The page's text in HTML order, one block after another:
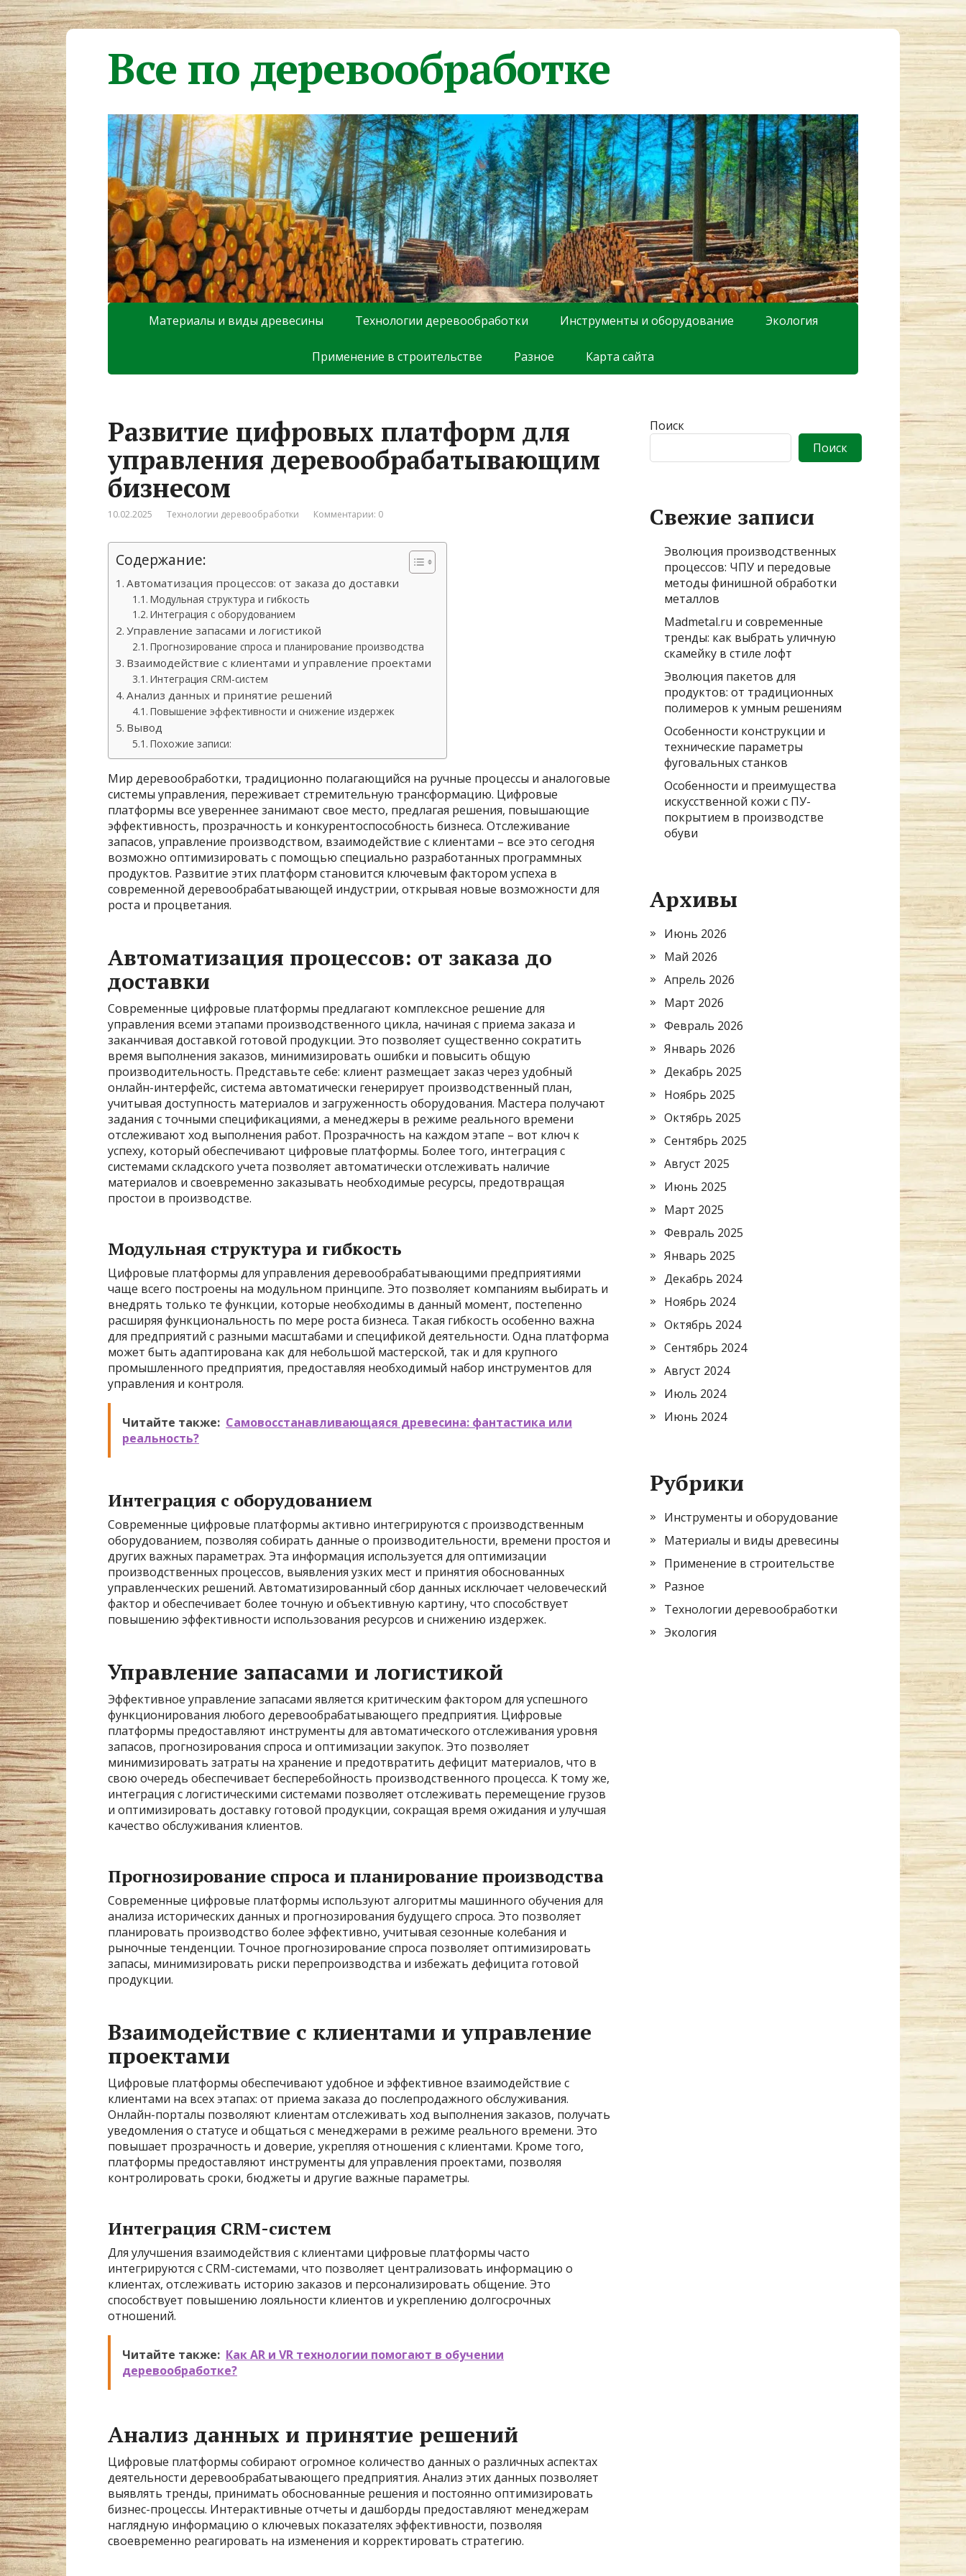
Все по деревообработке
Материалы и виды древесины Технологии деревообработки Инструменты и оборудование Экология
Применение в строительстве Разное Карта сайта
Развитие цифровых платформ для
управления деревообрабатывающим
бизнесом
10.02.2025 Технологии деревообработки Комментарии: 0
Содержание:
Автоматизация процессов: от заказа до доставки
Модульная структура и гибкость
Интеграция с оборудованием
Управление запасами и логистикой
Прогнозирование спроса и планирование производства
Взаимодействие с клиентами и управление проектами
Интеграция CRM-систем
Анализ данных и принятие решений
Повышение эффективности и снижение издержек
Вывод
Похожие записи:
Мир деревообработки, традиционно полагающийся на ручные процессы и аналоговые
системы управления, переживает стремительную трансформацию. Цифровые
платформы все увереннее занимают свое место, предлагая решения, повышающие
эффективность, прозрачность и конкурентоспособность бизнеса. Отслеживание
запасов, управление производством, взаимодействие с клиентами – все это сегодня
возможно оптимизировать с помощью специально разработанных программных
продуктов. Развитие этих платформ становится ключевым фактором успеха в
современной деревообрабатывающей индустрии, открывая новые возможности для
роста и процветания.
Автоматизация процессов: от заказа до
доставки
Современные цифровые платформы предлагают комплексное решение для
управления всеми этапами производственного цикла, начиная с приема заказа и
заканчивая доставкой готовой продукции. Это позволяет существенно сократить
время выполнения заказов, минимизировать ошибки и повысить общую
производительность. Представьте себе: клиент размещает заказ через удобный
онлайн-интерфейс, система автоматически генерирует производственный план,
учитывая доступность материалов и загруженность оборудования. Мастера получают
задания с точными спецификациями, а менеджеры в режиме реального времени
отслеживают ход выполнения работ. Прозрачность на каждом этапе – вот ключ к
успеху, который обеспечивают цифровые платформы. Более того, интеграция с
системами складского учета позволяет автоматически отслеживать наличие
материалов и своевременно заказывать необходимые ресурсы, предотвращая
простои в производстве.
Модульная структура и гибкость
Цифровые платформы для управления деревообрабатывающими предприятиями
чаще всего построены на модульном принципе. Это позволяет компаниям выбирать и
внедрять только те функции, которые необходимы в данный момент, постепенно
расширяя функциональность по мере роста бизнеса. Такая гибкость особенно важна
для предприятий с разными масштабами и спецификой деятельности. Одна платформа
может быть адаптирована как для небольшой мастерской, так и для крупного
промышленного предприятия, предоставляя необходимый набор инструментов для
управления и контроля.
Читайте также: Самовосстанавливающаяся древесина: фантастика или
реальность?
Интеграция с оборудованием
Современные цифровые платформы активно интегрируются с производственным
оборудованием, позволяя собирать данные о производительности, времени простоя и
других важных параметрах. Эта информация используется для оптимизации
производственных процессов, выявления узких мест и принятия обоснованных
управленческих решений. Автоматизированный сбор данных исключает человеческий
фактор и обеспечивает более точную и объективную картину, что способствует
повышению эффективности использования ресурсов и снижению издержек.
Управление запасами и логистикой
Эффективное управление запасами является критическим фактором для успешного
функционирования любого деревообрабатывающего предприятия. Цифровые
платформы предоставляют инструменты для автоматического отслеживания уровня
запасов, прогнозирования спроса и оптимизации закупок. Это позволяет
минимизировать затраты на хранение и предотвратить дефицит материалов, что в
свою очередь обеспечивает бесперебойность производственного процесса. К тому же,
интеграция с логистическими системами позволяет отслеживать перемещение грузов
и оптимизировать доставку готовой продукции, сокращая время ожидания и улучшая
качество обслуживания клиентов.
Прогнозирование спроса и планирование производства
Современные цифровые платформы используют алгоритмы машинного обучения для
анализа исторических данных и прогнозирования будущего спроса. Это позволяет
планировать производство более эффективно, учитывая сезонные колебания и
рыночные тенденции. Точное прогнозирование спроса позволяет оптимизировать
запасы, минимизировать риски перепроизводства и избежать дефицита готовой
продукции.
Взаимодействие с клиентами и управление
проектами
Цифровые платформы обеспечивают удобное и эффективное взаимодействие с
клиентами на всех этапах: от приема заказа до послепродажного обслуживания.
Онлайн-порталы позволяют клиентам отслеживать ход выполнения заказов, получать
уведомления о статусе и общаться с менеджерами в режиме реального времени. Это
повышает прозрачность и доверие, укрепляя отношения с клиентами. Кроме того,
платформы предоставляют инструменты для управления проектами, позволяя
контролировать сроки, бюджеты и другие важные параметры.
Интеграция CRM-систем
Для улучшения взаимодействия с клиентами цифровые платформы часто
интегрируются с CRM-системами, что позволяет централизовать информацию о
клиентах, отслеживать историю заказов и персонализировать общение. Это
способствует повышению лояльности клиентов и укреплению долгосрочных
отношений.
Читайте также: Как AR и VR технологии помогают в обучении
деревообработке?
Анализ данных и принятие решений
Цифровые платформы собирают огромное количество данных о различных аспектах
деятельности деревообрабатывающего предприятия. Анализ этих данных позволяет
выявлять тренды, принимать обоснованные решения и постоянно оптимизировать
бизнес-процессы. Интерактивные отчеты и дашборды предоставляют менеджерам
наглядную информацию о ключевых показателях эффективности, позволяя
своевременно реагировать на изменения и корректировать стратегию.
Поиск
Поиск
Свежие записи
Эволюция производственных
процессов: ЧПУ и передовые
методы финишной обработки
металлов
Madmetal.ru и современные
тренды: как выбрать уличную
скамейку в стиле лофт
Эволюция пакетов для
продуктов: от традиционных
полимеров к умным решениям
Особенности конструкции и
технические параметры
фуговальных станков
Особенности и преимущества
искусственной кожи с ПУ-
покрытием в производстве
обуви
Архивы
Июнь 2026
Май 2026
Апрель 2026
Март 2026
Февраль 2026
Январь 2026
Декабрь 2025
Ноябрь 2025
Октябрь 2025
Сентябрь 2025
Август 2025
Июнь 2025
Март 2025
Февраль 2025
Январь 2025
Декабрь 2024
Ноябрь 2024
Октябрь 2024
Сентябрь 2024
Август 2024
Июль 2024
Июнь 2024
Рубрики
Инструменты и оборудование
Материалы и виды древесины
Применение в строительстве
Разное
Технологии деревообработки
Экология